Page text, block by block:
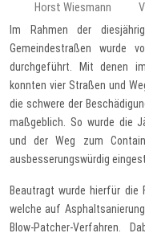
Horst Wiesmann
Im Rahmen der
Gemeindestraßen wurde
durchgeführt. Mit denen
konnten vier Straßen und
die schwere der
maßgeblich. So wurde die
und der Weg zum
ausbesserungswürdig
Beautragt wurde hierfür die
welche auf
Blow-Patcher-Verfahren.